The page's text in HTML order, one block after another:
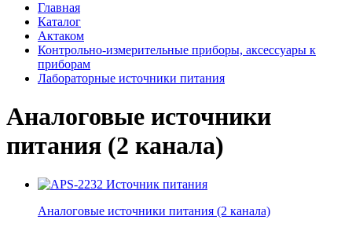
Главная
Каталог
Актаком
Контрольно-измерительные приборы, аксессуары к
приборам
Лабораторные источники питания
Аналоговые источники
питания (2 канала)
Аналоговые источники питания (2 канала)